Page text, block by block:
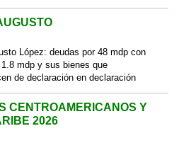
López: deudas por 48 mdp con
mdp y sus bienes que
de declaración en declaración
CENTROAMERICANOS Y
2026